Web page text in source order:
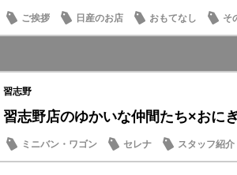
ご挨拶 日産のお店 おもてなし そ
習志野
習志野店のゆかいな仲間たち×おに
ミニバン・ワゴン セレナ スタッフ紹介